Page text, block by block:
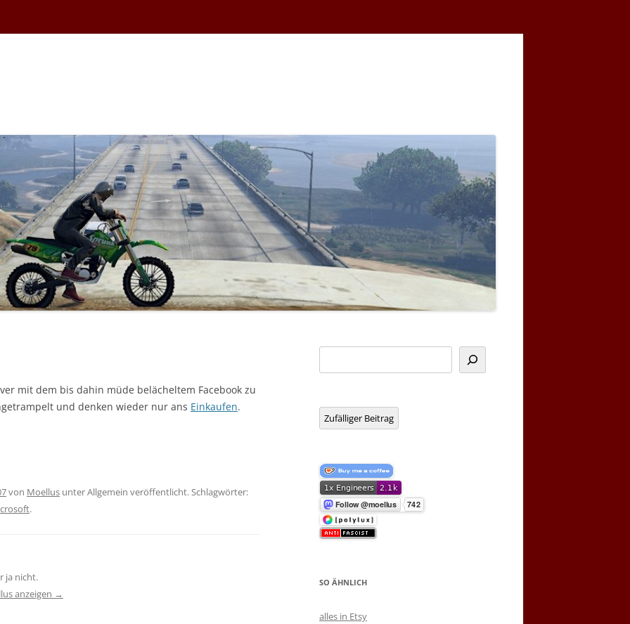
mit dem bis dahin müde belächeltem Facebook zu
und denken wieder nur ans Einkaufen.
von Moellus unter Allgemein veröffentlicht. Schlagwörter:
.
ja nicht.
anzeigen →
Zufälliger Beitrag
SO ÄHNLICH
alles in Etsy